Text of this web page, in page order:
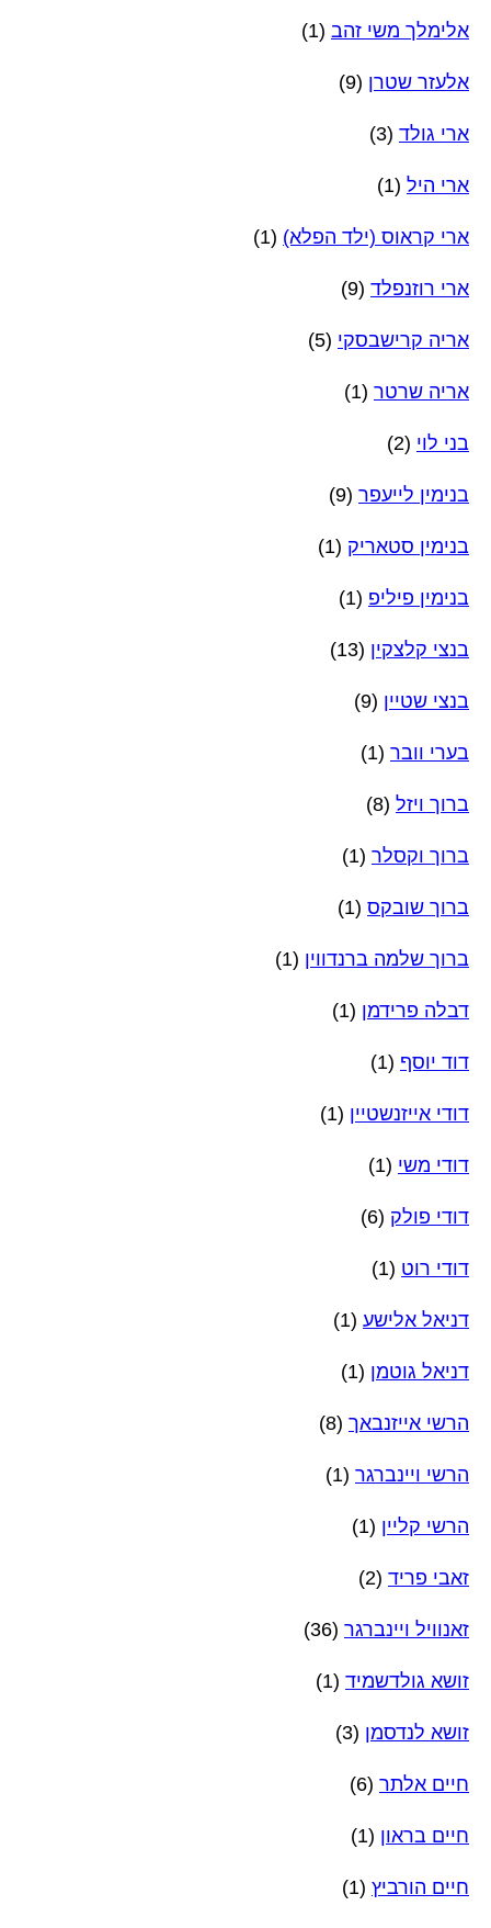
אלימלך משי זהב (1)
אלעזר שטרן (9)
ארי גולד (3)
ארי היל (1)
ארי קראוס (ילד הפלא) (1)
ארי רוזנפלד (9)
אריה קרישבסקי (5)
אריה שרטר (1)
בני לוי (2)
בנימין לייעפר (9)
בנימין סטאריק (1)
בנימין פיליפ (1)
בנצי קלצקין (13)
בנצי שטיין (9)
בערי וובר (1)
ברוך ויזל (8)
ברוך וקסלר (1)
ברוך שובקס (1)
ברוך שלמה ברנדווין (1)
דבלה פרידמן (1)
דוד יוסף (1)
דודי אייזנשטיין (1)
דודי משי (1)
דודי פולק (6)
דודי רוט (1)
דניאל אלישע (1)
דניאל גוטמן (1)
הרשי אייזנבאך (8)
הרשי ויינברגר (1)
הרשי קליין (1)
זאבי פריד (2)
זאנוויל ויינברגר (36)
זושא גולדשמיד (1)
זושא לנדסמן (3)
חיים אלתר (6)
חיים בראון (1)
חיים הורביץ (1)